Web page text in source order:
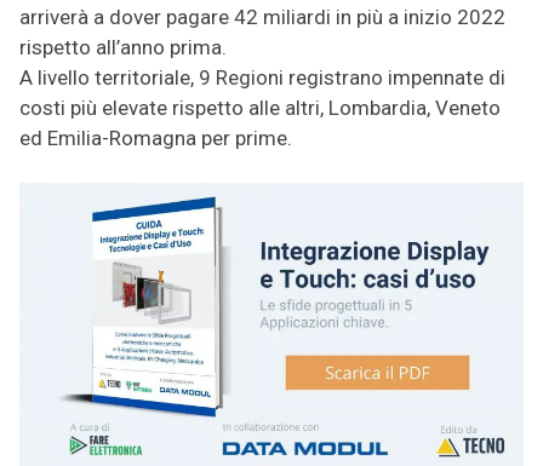
arriverà a dover pagare 42 miliardi in più a inizio 2022
rispetto all’anno prima.
A livello territoriale, 9 Regioni registrano impennate di
costi più elevate rispetto alle altri, Lombardia, Veneto
ed Emilia-Romagna per prime.